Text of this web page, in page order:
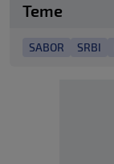
Teme
SABOR SRBI